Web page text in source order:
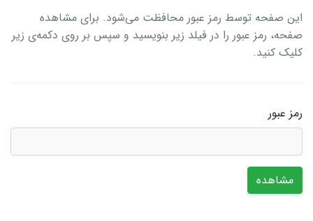
این صفحه توسط رمز عبور محافظت می‌شود. برای مشاهده
صفحه، رمز عبور را در فیلد زیر بنویسید و سپس بر روی دکمه‌ی زیر
کلیک کنید.
رمز عبور
مشاهده